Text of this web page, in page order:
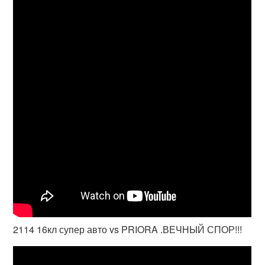
2114 16кл супер авто vs PRIORA .ВЕЧНЫЙ СПОР!!!